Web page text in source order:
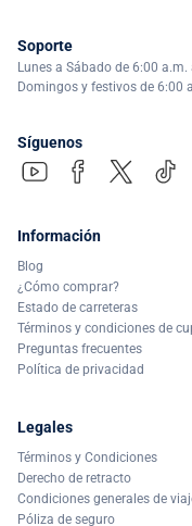
Soporte
Lunes a Sábado de 6:00
Domingos y festivos de 6:00
Síguenos
Información
Blog
¿Cómo comprar?
Estado de carreteras
Términos y condiciones de
Preguntas frecuentes
Política de privacidad
Legales
Términos y Condiciones
Derecho de retracto
Condiciones generales de
Póliza de seguro